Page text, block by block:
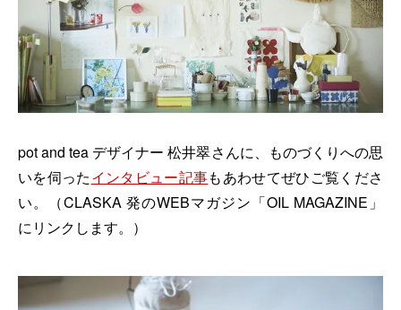
pot and tea デザイナー 松井翠さんに、ものづくりへの思
いを伺ったインタビュー記事もあわせてぜひご覧くださ
い。（CLASKA 発のWEBマガジン「OIL MAGAZINE」
にリンクします。）